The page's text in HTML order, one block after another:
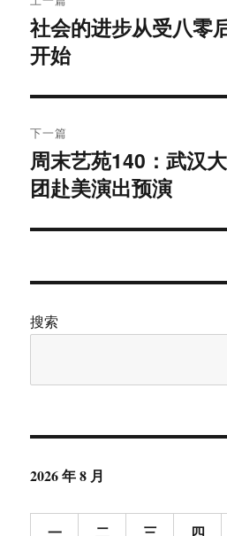
章
导
航
上
篇
章：
社会的进步从受八零
开始
下一篇
下
篇
章：
周末艺苑140：武汉
团赴美演出预演
搜索
2026 年 8 月